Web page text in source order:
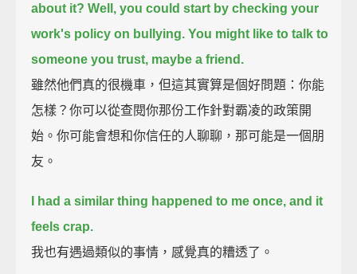
about it? Well, you could start by checking your
work's policy on bullying. You might like to talk to
someone you trust, maybe a friend.
雖然他們真的很機車，但這其實算是個好問題：你能
怎樣？你可以從查閱你那份工作針對霸凌的政策開
始。你可能會想和你信任的人聊聊，那可能是一個朋
友。
I had a similar thing happened to me once, and it
feels crap.
我也有遇過類似的事情，感覺真的糟透了。